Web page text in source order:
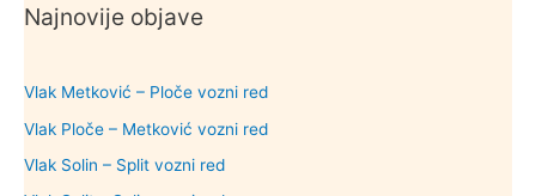
Najnovije objave
Vlak Metković – Ploče vozni red
Vlak Ploče – Metković vozni red
Vlak Solin – Split vozni red